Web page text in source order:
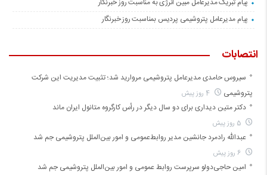
پیام تبریک مدیرعامل مبین انرژی به مناسبت روز خبرنگار
پیام مدیرعامل پتروشیمی پردیس بمناسبت روز خبرنگار
انتصابات
سیروس حامدی مدیرعامل پتروشیمی مروارید شد؛ تثبیت مدیریت این شرکت
پتروشیمی
دکتر متین دیداری برای دو سال دیگر در رأس کارگروه متانول ایران ماند
عبدالله رادمرد جانشین مدیر روابط‌عمومی و امور بین‌الملل پتروشیمی جم شد
امین حاجی‌دولو سرپرست روابط عمومی و امور بین‌الملل پتروشیمی جم شد